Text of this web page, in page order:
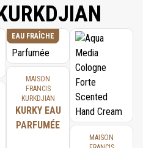
EAU FRAÎCHE
MAISON
FRANCIS
KURKDJIAN
KURKY EAU
PARFUMÉE
MAISON